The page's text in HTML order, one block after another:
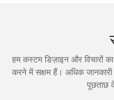
हम कस्टम डिज़ाइन और विचारों
करने में सक्षम हैं। अधिक जानकारी
पूछताछ